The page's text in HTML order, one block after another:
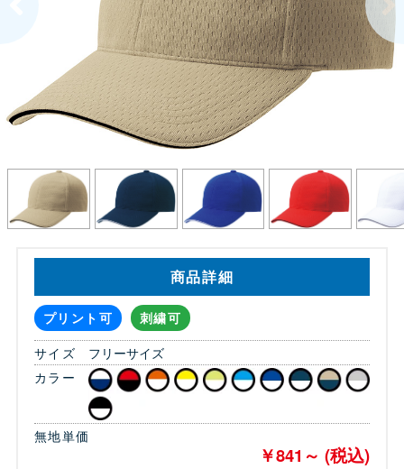
商品詳細
プリント可
刺繍可
サイズ
フリーサイズ
カラー
無地単価
￥841～ (税込)